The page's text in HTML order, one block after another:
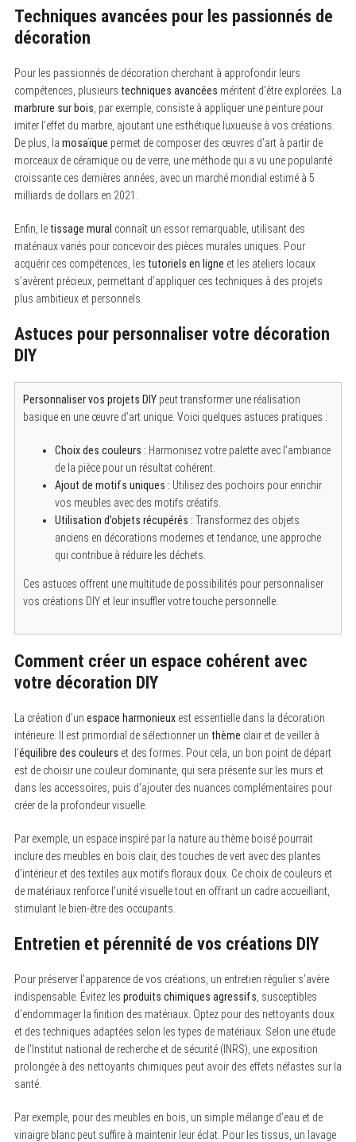
Techniques avancées pour les passionnés de
décoration
Pour les passionnés de décoration cherchant à approfondir leurs
compétences, plusieurs techniques avancées méritent d’être explorées. La
marbrure sur bois , par exemple, consiste à appliquer une peinture pour
imiter l’effet du marbre, ajoutant une esthétique luxueuse à vos créations.
De plus, la mosaïque permet de composer des œuvres d’art à partir de
morceaux de céramique ou de verre, une méthode qui a vu une popularité
croissante ces dernières années, avec un marché mondial estimé à 5
milliards de dollars en 2021.
Enfin, le tissage mural connaît un essor remarquable, utilisant des
matériaux variés pour concevoir des pièces murales uniques. Pour
acquérir ces compétences, les tutoriels en ligne et les ateliers locaux
s’avèrent précieux, permettant d’appliquer ces techniques à des projets
plus ambitieux et personnels.
Astuces pour personnaliser votre décoration
DIY
Personnaliser vos projets DIYpeut transformer une réalisation
basique en une œuvre d’art unique. Voici quelques astuces pratiques :
Choix des couleurs : Harmonisez votre palette avec l’ambiance
de la pièce pour un résultat cohérent.
Ajout de motifs uniques : Utilisez des pochoirs pour enrichir
vos meubles avec des motifs créatifs.
Utilisation d’objets récupérés : Transformez des objets
anciens en décorations modernes et tendance, une approche
qui contribue à réduire les déchets.
Ces astuces offrent une multitude de possibilités pour personnaliser
vos créations DIY et leur insuffler votre touche personnelle.
Comment créer un espace cohérent avec
votre décoration DIY
La création d’un espace harmonieuxest essentielle dans la décoration
intérieure. Il est primordial de sélectionner un thème clair et de veiller à
l’équilibre des couleurs et des formes. Pour cela, un bon point de départ
est de choisir une couleur dominante, qui sera présente sur les murs et
dans les accessoires, puis d’ajouter des nuances complémentaires pour
créer de la profondeur visuelle.
Par exemple, un espace inspiré par la nature au thème boisé pourrait
inclure des meubles en bois clair, des touches de vert avec des plantes
d’intérieur et des textiles aux motifs floraux doux. Ce choix de couleurs et
de matériaux renforce l’unité visuelle tout en offrant un cadre accueillant,
stimulant le bien-être des occupants.
Entretien et pérennité de vos créations DIY
Pour préserver l’apparence de vos créations, un entretien régulier s’avère
indispensable. Évitez les produits chimiques agressifs , susceptibles
d’endommager la finition des matériaux. Optez pour des nettoyants doux
et des techniques adaptées selon les types de matériaux. Selon une étude
de l’Institut national de recherche et de sécurité (INRS), une exposition
prolongée à des nettoyants chimiques peut avoir des effets néfastes sur la
santé.
Par exemple, pour des meubles en bois, un simple mélange d’eau et de
vinaigre blanc peut suffire à maintenir leur éclat. Pour les tissus, un lavage
S
e
a
h
f
r
: